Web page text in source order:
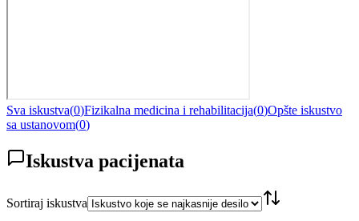
Sva iskustva(0)Fizikalna medicina i rehabilitacija(0)Opšte iskustvo
sa ustanovom(0)
Iskustva pacijenata
Sortiraj iskustva